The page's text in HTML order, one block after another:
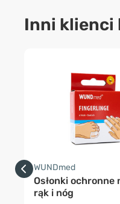
Inni klienci
WUNDmed
Osłonki ochronne
rąk i nóg